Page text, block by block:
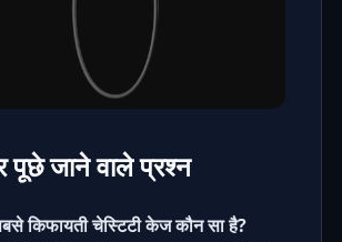
जाने वाले प्रश्न
किफायती चेस्टिटी केज कौन सा है?